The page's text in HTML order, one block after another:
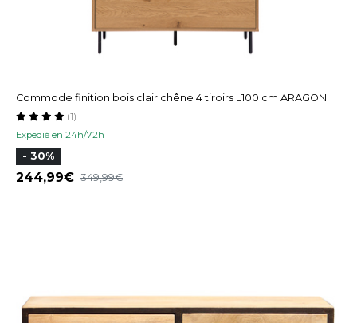
Commode finition bois clair chêne 4 tiroirs L100 cm ARAGON
Expedié en 24h/72h
(1)
- 30%
244,99 349,99